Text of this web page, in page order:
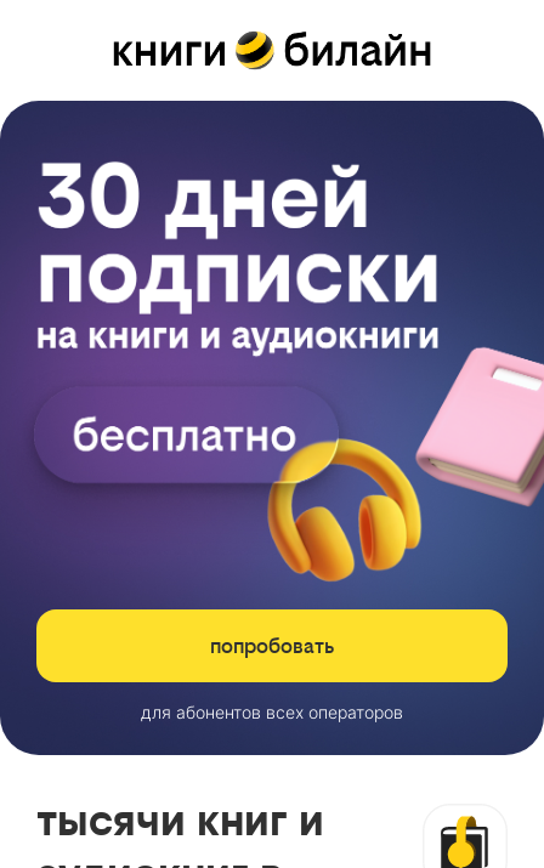
попробовать
для абонентов всех операторов
тысячи книг и